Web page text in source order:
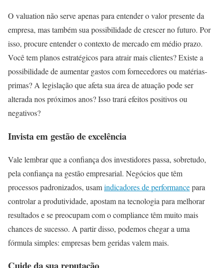
O valuation não serve apenas para entender o valor presente da
empresa, mas também sua possibilidade de crescer no futuro. Por
isso, procure entender o contexto de mercado em médio prazo.
Você tem planos estratégicos para atrair mais clientes? Existe a
possibilidade de aumentar gastos com fornecedores ou matérias-
primas? A legislação que afeta sua área de atuação pode ser
alterada nos próximos anos? Isso trará efeitos positivos ou
negativos?
Invista em gestão de excelência
Vale lembrar que a confiança dos investidores passa, sobretudo,
pela confiança na gestão empresarial. Negócios que têm
processos padronizados, usamindicadores de performancepara
controlar a produtividade, apostam na tecnologia para melhorar
resultados e se preocupam com o compliance têm muito mais
chances de sucesso. A partir disso, podemos chegar a uma
fórmula simples: empresas bem geridas valem mais.